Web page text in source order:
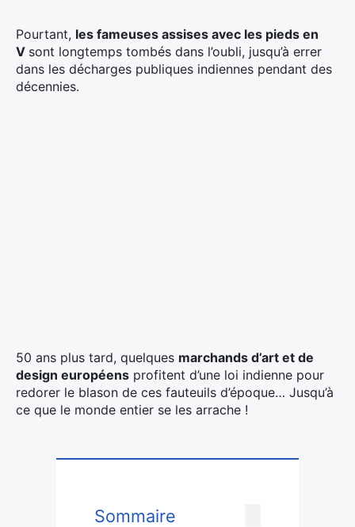
Pourtant, les fameuses assises avec les pieds en
V sont longtemps tombés dans l’oubli, jusqu’à errer
dans les décharges publiques indiennes pendant des
décennies.
50 ans plus tard, quelques marchands d’art et de
design européens profitent d’une loi indienne pour
redorer le blason de ces fauteuils d’époque… Jusqu’à
ce que le monde entier se les arrache !
Sommaire